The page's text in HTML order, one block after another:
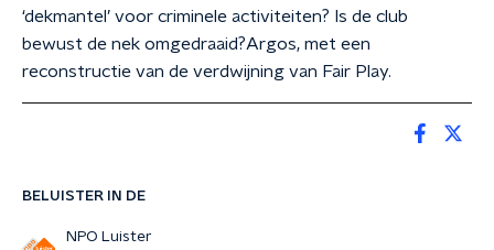
BELUISTER IN DE
NPO Luister
‘dekmantel’ voor criminele activiteiten? Is de club
bewust de nek omgedraaid?Argos, met een
reconstructie van de verdwijning van Fair Play.